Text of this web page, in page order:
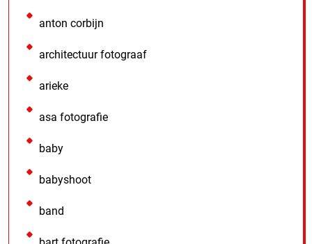
anton corbijn
architectuur fotograaf
arieke
asa fotografie
baby
babyshoot
band